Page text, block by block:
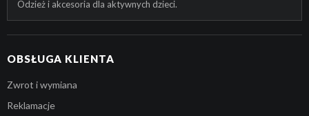
Odzież i akcesoria dla aktywnych dzieci.
OBSŁUGA KLIENTA
Zwrot i wymiana
Reklamacje